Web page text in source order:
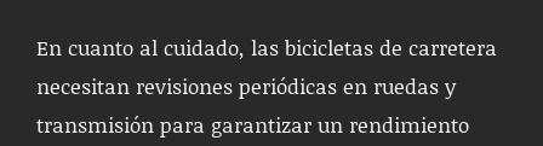
En cuanto al cuidado, las bicicletas de carretera
necesitan revisiones periódicas en ruedas y
transmisión para garantizar un rendimiento